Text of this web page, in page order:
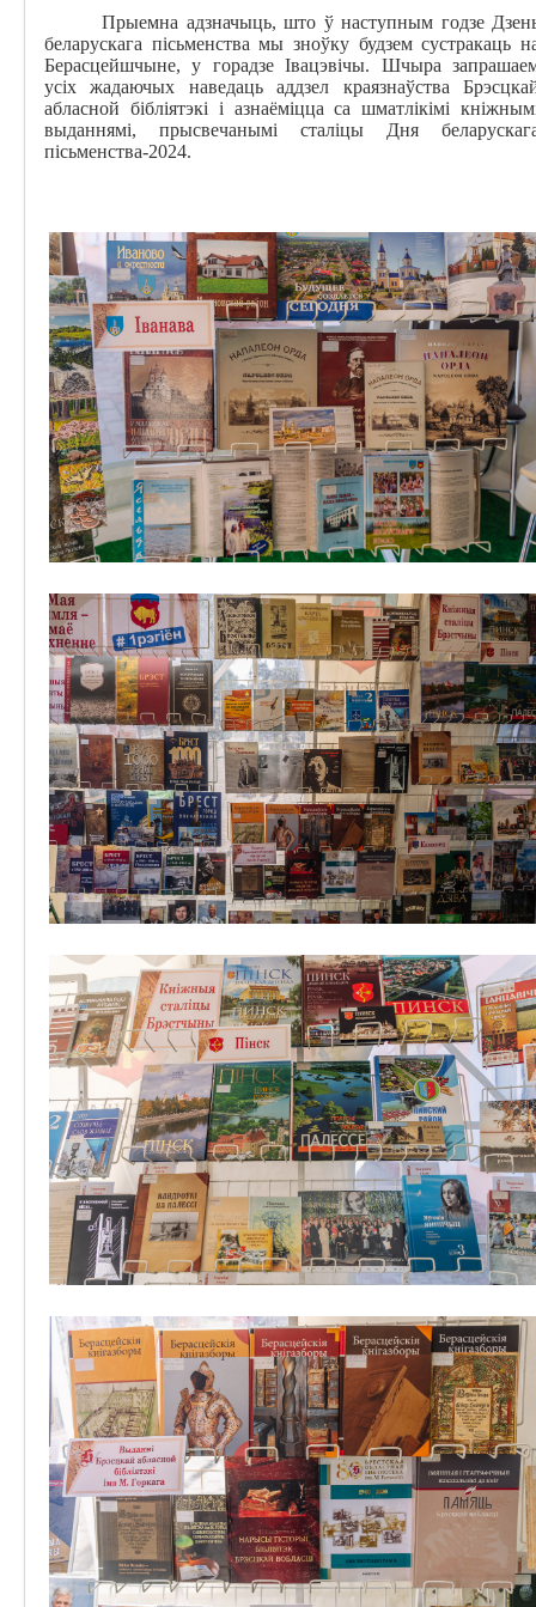
Прыемна адзначыць, што ў наступным годзе
беларускага пісьменства мы зноўку будзем сустракаць
Берасцейшчыне, у горадзе Івацэвічы. Шчыра
усіх жадаючых наведаць аддзел краязнаўства
абласной бібліятэкі і азнаёміцца са шматлікімі
выданнямі, прысвечанымі сталіцы Дня
пісьменства-2024.